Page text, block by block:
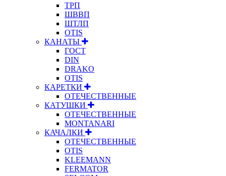
ТРП
ШВВП
ШТЛП
OTIS
КАНАТЫ
ГОСТ
DIN
DRAKO
OTIS
КАРЕТКИ
ОТЕЧЕСТВЕННЫЕ
КАТУШКИ
ОТЕЧЕСТВЕННЫЕ
MONTANARI
КАЧАЛКИ
ОТЕЧЕСТВЕННЫЕ
OTIS
KLEEMANN
FERMATOR